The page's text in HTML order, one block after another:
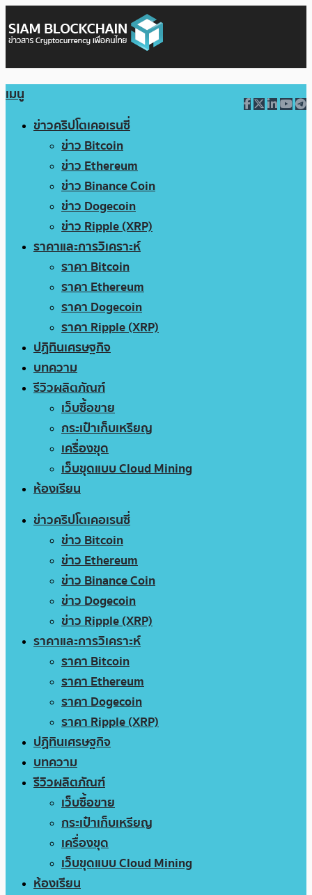
เมนู
ข่าวคริปโตเคอเรนซี่
ข่าว Bitcoin
ข่าว Ethereum
ข่าว Binance Coin
ข่าว Dogecoin
ข่าว Ripple (XRP)
ราคาและการวิเคราะห์
ราคา Bitcoin
ราคา Ethereum
ราคา Dogecoin
ราคา Ripple (XRP)
ปฏิทินเศรษฐกิจ
บทความ
รีวิวผลิตภัณฑ์
เว็บซื้อขาย
กระเป๋าเก็บเหรียญ
เครื่องขุด
เว็บขุดแบบ Cloud Mining
ห้องเรียน
ข่าวคริปโตเคอเรนซี่
ข่าว Bitcoin
ข่าว Ethereum
ข่าว Binance Coin
ข่าว Dogecoin
ข่าว Ripple (XRP)
ราคาและการวิเคราะห์
ราคา Bitcoin
ราคา Ethereum
ราคา Dogecoin
ราคา Ripple (XRP)
ปฏิทินเศรษฐกิจ
บทความ
รีวิวผลิตภัณฑ์
เว็บซื้อขาย
กระเป๋าเก็บเหรียญ
เครื่องขุด
เว็บขุดแบบ Cloud Mining
ห้องเรียน